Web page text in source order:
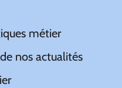
métier
nos actualités